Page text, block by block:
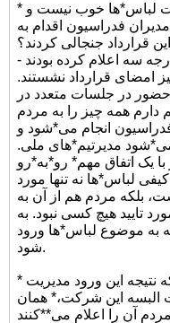
* یعنی با وجود اعلام این نکته که کیفیت لباس*ها خوب نیست و
فدراسیون اقدام به
قرارداد جنجالی کردند؟
- با وجود اینکه برند را کارشناسان درجه سه اعلام کرده بودند
امضای قرارداد نشستند.
حضور در جلسات متعدد در
دارم همه چیز را به مردم
انجام می*شود و
مدیرتیم*های ملی.
یک اتفاق مهم* رو*به*رو
لباس*ها نه تنها مورد
بلکه مردم هم از آن به
تایید هیچ کسی نبود. به
به موضوع لباس*ها ورود
شود.
* اتفاقات امروز نشان می*دهد که نتیجه این ورود مدیریت
البسه این شرکت،* همان